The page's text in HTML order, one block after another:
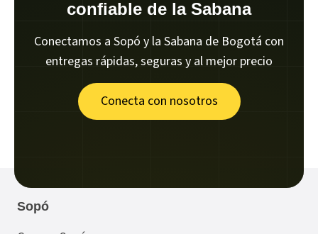
confiable de la Sabana
Conectamos a Sopó y la Sabana de Bogotá con
entregas rápidas, seguras y al mejor precio
Conecta con nosotros
Sopó